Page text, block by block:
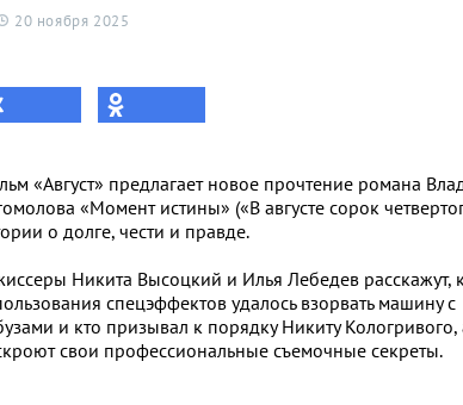
20 ноября 2025
«Август» предлагает новое прочтение романа
«Момент истины» («В августе сорок
о долге, чести и правде.
Никита Высоцкий и Илья Лебедев расскажут,
спецэффектов удалось взорвать машину с
и кто призывал к порядку Никиту Кологривого,
свои профессиональные съемочные секреты.